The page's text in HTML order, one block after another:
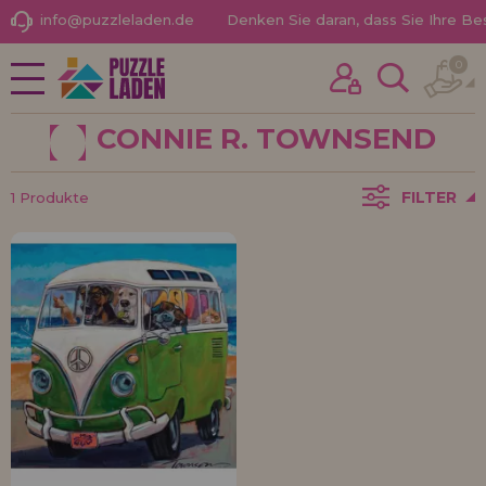
NEUHEITEN
PROMOTIONEN UND
ANGEBOTE
KINDERPUZZLES
PUZZLES NACH MARKEN
PUZZLES NACH THEMEN
PUZZLES POR AUTORES
PUZZLE-ZUBEHÖR
info@puzzleladen.de Denken Sie daran, dass Sie Ihre
Ich habe schon früher hier gekauft
Ich bin Kunde
Passwort vergessen?
0
1 Produkte
CONNIE R. TOWNSEND
FILTER